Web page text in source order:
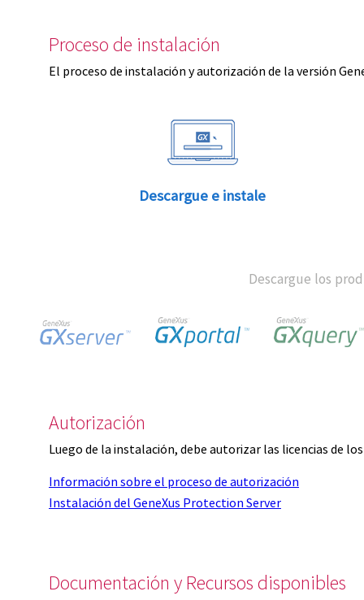
Proceso de instalación
El proceso de instalación y autorización de la versión
Descargue e instale
Descargue los
Autorización
Luego de la instalación, debe autorizar las licencias de
Información sobre el proceso de autorización
Instalación del GeneXus Protection Server
Documentación y Recursos disponibles